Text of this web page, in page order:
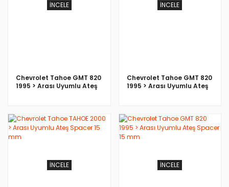
İNCELE
Chevrolet Tahoe GMT 820
1995 > Arası Uyumlu Ateş
İNCELE
Chevrolet Tahoe GMT 820
1995 > Arası Uyumlu Ateş
İNCELE İNCELE